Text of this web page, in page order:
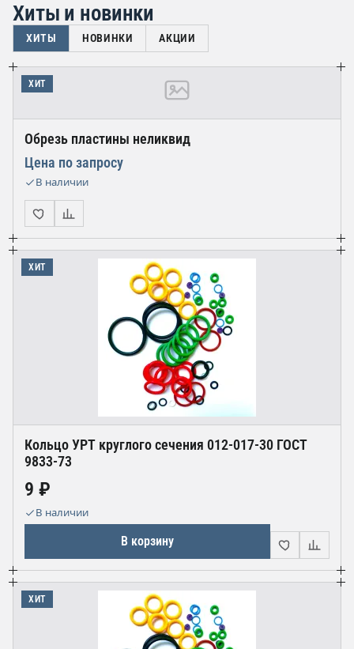
Хиты и новинки
ХИТЫ НОВИНКИ АКЦИИ
ХИТ
Обрезь пластины неликвид
Цена по запросу
В наличии
ХИТ
Кольцо УРТ круглого сечения 012-017-30 ГОСТ
9833-73
9 ₽
В наличии
В корзину
ХИТ